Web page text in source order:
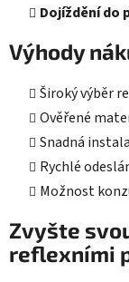
Dojíždění do
Výhody
Široký výběr
Ověřené
Snadná
Rychlé
Možnost
Zvyšte
reflexními